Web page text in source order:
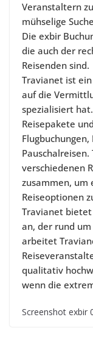
Veranstaltern
mühselige
Die exbir
die auch der
Reisenden sind.
Travianet ist
auf die
spezialisiert
Reisepakete
verschiedenen
zusammen, um
Reiseoptionen
Travianet bietet
an, der rund
arbeitet
qualitativ
wenn die
Screenshot exbir